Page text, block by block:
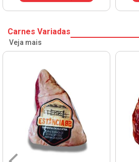
Carnes Variadas
Veja mais